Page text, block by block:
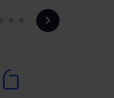
GlaxoSmithKline
Carbon Trust